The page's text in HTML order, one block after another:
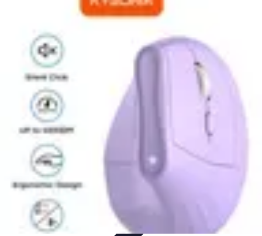
Espacios de TrabajoDecoración del
Jardinería
Casa Perfecta